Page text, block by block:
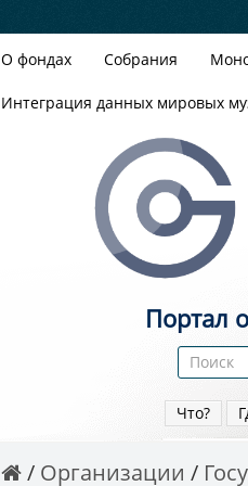
О фондах Собрания
Интеграция данных мировых
Портал
Что?
Организации